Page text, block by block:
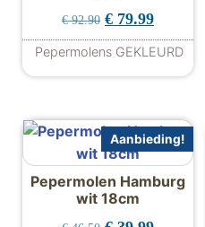
€92.90 € 79.99
Pepermolens GEKLEURD
Aanbieding!
Pepermolen Hamburg
wit 18cm